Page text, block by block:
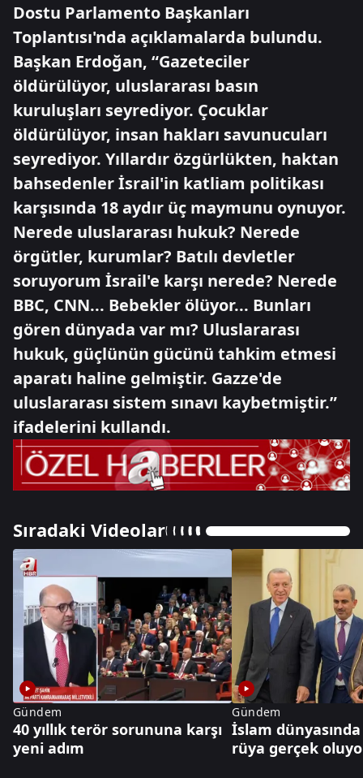
Dostu Parlamento Başkanları
Toplantısı'nda açıklamalarda bulundu.
Başkan Erdoğan, “Gazeteciler
öldürülüyor, uluslararası basın
kuruluşları seyrediyor. Çocuklar
öldürülüyor, insan hakları savunucuları
seyrediyor. Yıllardır özgürlükten, haktan
bahsedenler İsrail'in katliam politikası
karşısında 18 aydır üç maymunu oynuyor.
Nerede uluslararası hukuk? Nerede
örgütler, kurumlar? Batılı devletler
soruyorum İsrail'e karşı nerede? Nerede
BBC, CNN... Bebekler ölüyor... Bunları
gören dünyada var mı? Uluslararası
hukuk, güçlünün gücünü tahkim etmesi
aparatı haline gelmiştir. Gazze'de
uluslararası sistem sınavı kaybetmiştir.”
ifadelerini kullandı.
Sıradaki Videolar
Gündem
40 yıllık terör sorununa karşı
yeni adım
Gündem
İslam dünyasında
rüya gerçek